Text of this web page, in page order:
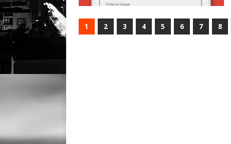
1 2 3 4 5 6 7 8